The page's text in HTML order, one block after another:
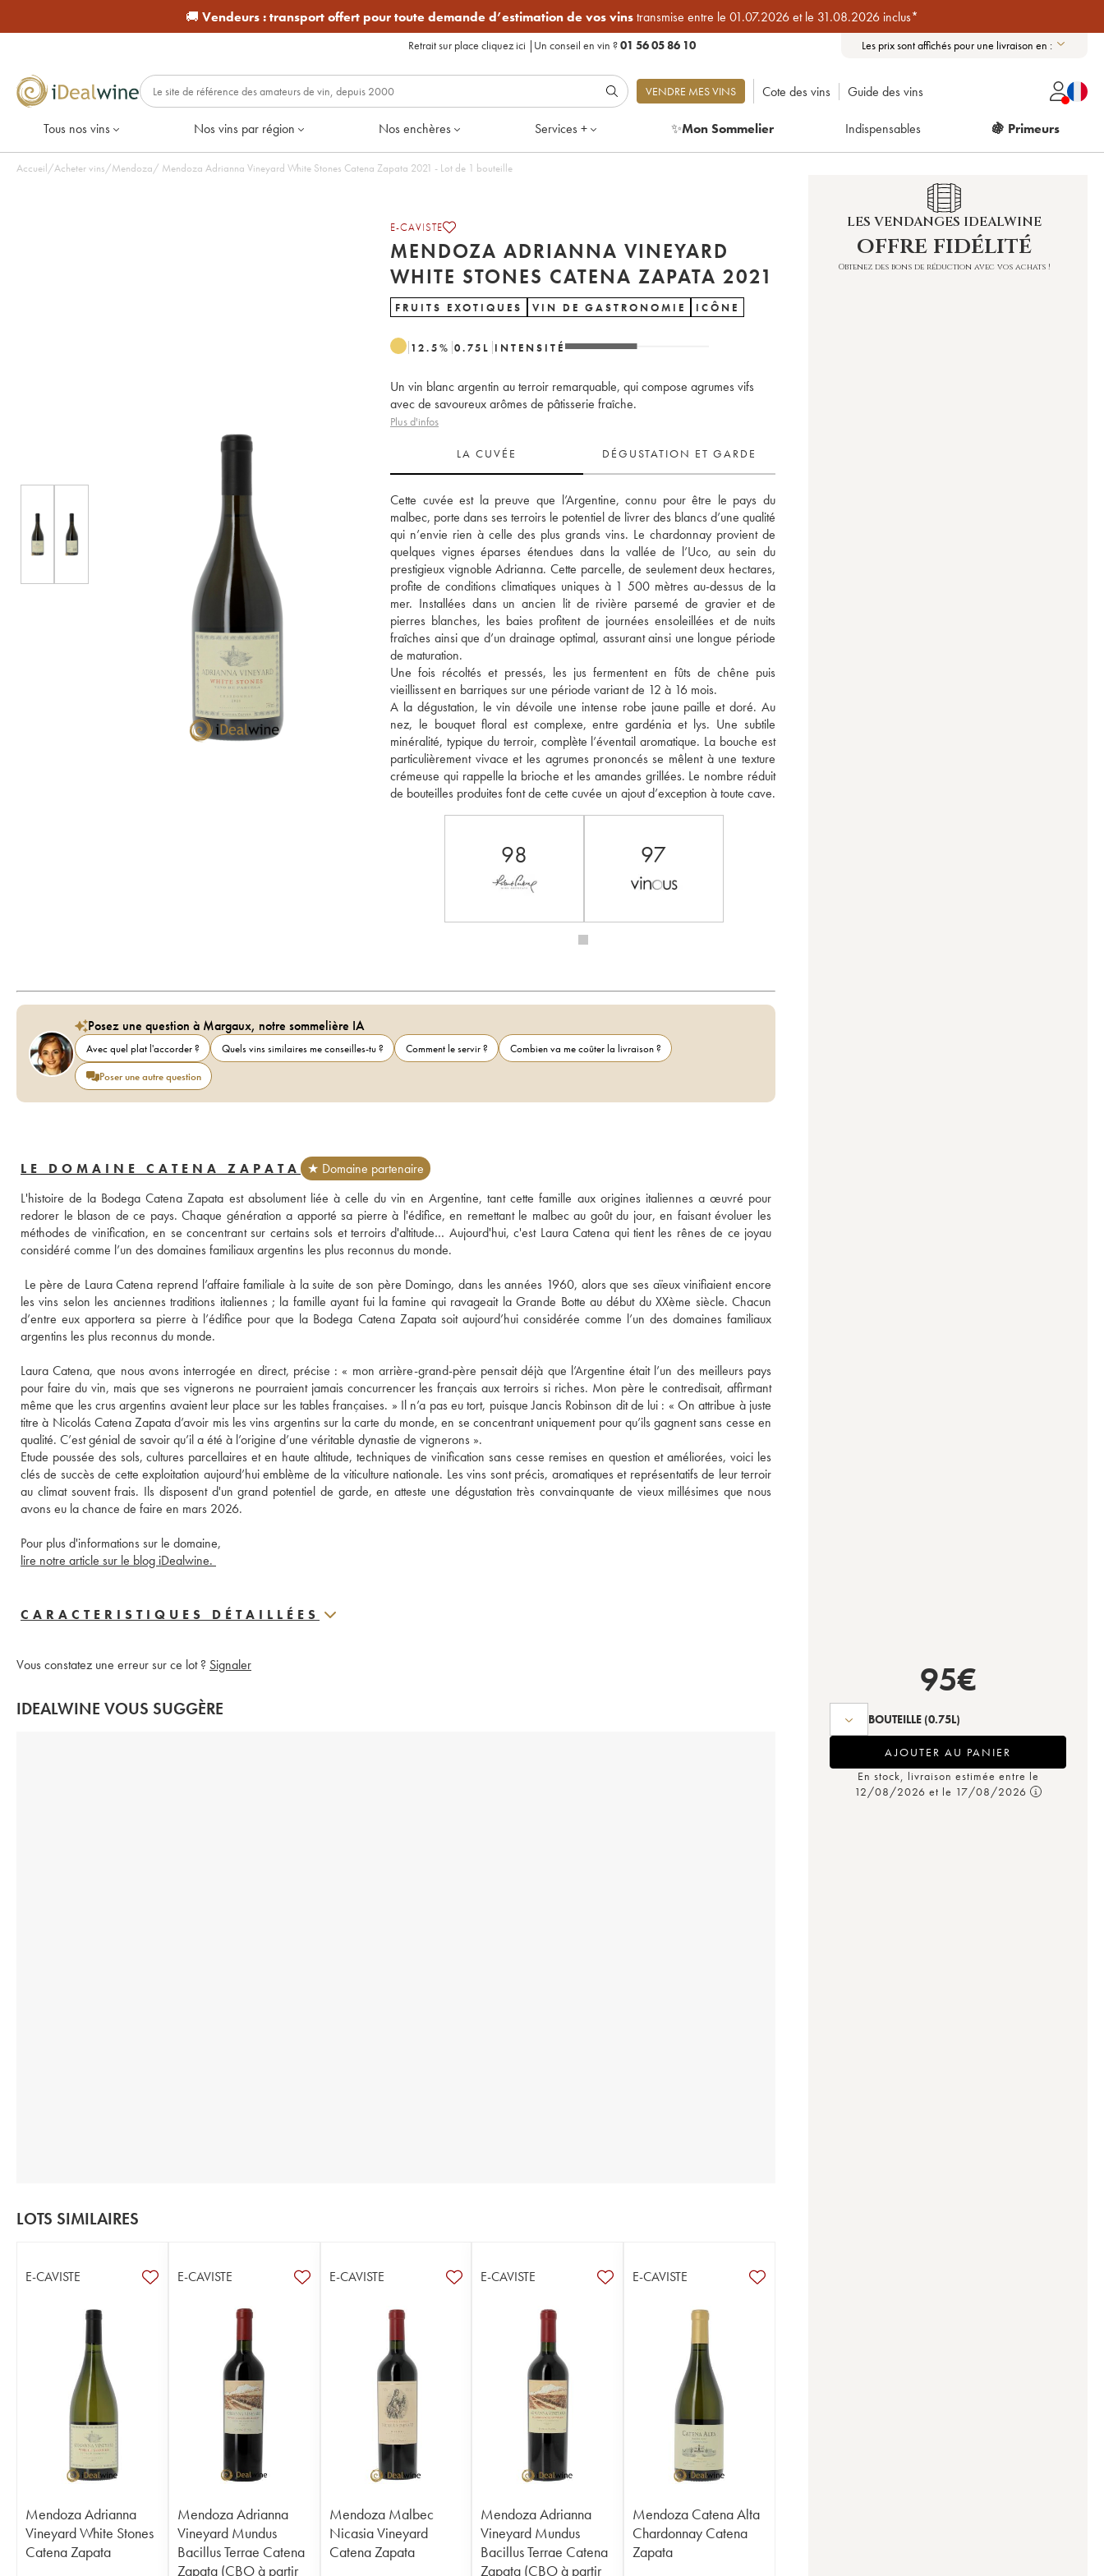
🚚 Vendeurs :transport offert pour toute demande d’estimation de vos vinstransmise entre le 01.07.2026 et le 31.08.2026 inclus*
Retrait sur place cliquez ici | Un conseil en vin ?01 56 05 86 10 Les prix sont affichés pour une livraison en :
VENDRE MES VINS Cote des vins Guide des vins
Tous nos vins Nos vins par région Nos enchères Services + ✨Mon Sommelier Indispensables 🍇 Primeurs
Accueil/Acheter vins/Mendoza/ Mendoza Adrianna Vineyard White Stones Catena Zapata 2021 - Lot de 1 bouteille
E-CAVISTE
MENDOZA ADRIANNA VINEYARD
WHITE STONES CATENA ZAPATA 2021
FRUITS EXOTIQUES VIN DE GASTRONOMIE ICÔNE
12.5% 0.75 L INTENSITÉ
Un vin blanc argentin au terroir remarquable, qui compose agrumes vifs
avec de savoureux arômes de pâtisserie fraîche.
Plus d'infos
LA CUVÉE DÉGUSTATION ET GARDE
Cette cuvée est la preuve que l’Argentine, connu pour être le pays du
malbec, porte dans ses terroirs le potentiel de livrer des blancs d’une qualité
qui n’envie rien à celle des plus grands vins. Le chardonnay provient de
quelques vignes éparses étendues dans la vallée de l’Uco, au sein du
prestigieux vignoble Adrianna. Cette parcelle, de seulement deux hectares,
profite de conditions climatiques uniques à 1 500 mètres au-dessus de la
mer. Installées dans un ancien lit de rivière parsemé de gravier et de
pierres blanches, les baies profitent de journées ensoleillées et de nuits
fraîches ainsi que d’un drainage optimal, assurant ainsi une longue période
de maturation.
Une fois récoltés et pressés, les jus fermentent en fûts de chêne puis
vieillissent en barriques sur une période variant de 12 à 16 mois.
A la dégustation, le vin dévoile une intense robe jaune paille et doré. Au
nez, le bouquet floral est complexe, entre gardénia et lys. Une subtile
minéralité, typique du terroir, complète l’éventail aromatique. La bouche est
particulièrement vivace et les agrumes prononcés se mêlent à une texture
crémeuse qui rappelle la brioche et les amandes grillées. Le nombre réduit
de bouteilles produites font de cette cuvée un ajout d’exception à toute cave.
98 97
Posez une question à Margaux, notre sommelière IA
Avec quel plat l'accorder ? Quels vins similaires me conseilles-tu ? Comment le servir ?
Combien va me coûter la livraison ?
Poser une autre question
LE DOMAINE CATENA ZAPATA
★ Domaine partenaire
L'histoire de la Bodega Catena Zapata est absolument liée à celle du vin en Argentine, tant cette famille aux origines italiennes a œuvré pour
redorer le blason de ce pays. Chaque génération a apporté sa pierre à l'édifice, en remettant le malbec au goût du jour, en faisant évoluer les
méthodes de vinification, en se concentrant sur certains sols et terroirs d'altitude… Aujourd'hui, c'est Laura Catena qui tient les rênes de ce joyau
considéré comme l’un des domaines familiaux argentins les plus reconnus du monde.
Le père de Laura Catena reprend l’affaire familiale à la suite de son père Domingo, dans les années 1960, alors que ses aïeux vinifiaient encore
les vins selon les anciennes traditions italiennes ; la famille ayant fui la famine qui ravageait la Grande Botte au début du XXème siècle. Chacun
d’entre eux apportera sa pierre à l’édifice pour que la Bodega Catena Zapata soit aujourd’hui considérée comme l’un des domaines familiaux
argentins les plus reconnus du monde.
Laura Catena, que nous avons interrogée en direct, précise : « mon arrière-grand-père pensait déjà que l’Argentine était l’un des meilleurs pays
pour faire du vin, mais que ses vignerons ne pourraient jamais concurrencer les français aux terroirs si riches. Mon père le contredisait, affirmant
même que les crus argentins avaient leur place sur les tables françaises. » Il n’a pas eu tort, puisque Jancis Robinson dit de lui : « On attribue à juste
titre à Nicolás Catena Zapata d’avoir mis les vins argentins sur la carte du monde, en se concentrant uniquement pour qu’ils gagnent sans cesse en
qualité. C’est génial de savoir qu’il a été à l’origine d’une véritable dynastie de vignerons ».
Etude poussée des sols, cultures parcellaires et en haute altitude, techniques de vinification sans cesse remises en question et améliorées, voici les
clés de succès de cette exploitation aujourd’hui emblème de la viticulture nationale. Les vins sont précis, aromatiques et représentatifs de leur terroir
au climat souvent frais. Ils disposent d'un grand potentiel de garde, en atteste une dégustation très convainquante de vieux millésimes que nous
avons eu la chance de faire en mars 2026.
Pour plus d'informations sur le domaine,
lire notre article sur le blog iDealwine.
CARACTERISTIQUES DÉTAILLÉES
Vous constatez une erreur sur ce lot ? Signaler
IDEALWINE VOUS SUGGÈRE
LOTS SIMILAIRES
E-CAVISTE
Mendoza Adrianna
Vineyard White Stones
Catena Zapata
E-CAVISTE
Mendoza Adrianna
Vineyard Mundus
Bacillus Terrae Catena
Zapata (CBO à partir
E-CAVISTE
Mendoza Malbec
Nicasia Vineyard
Catena Zapata
E-CAVISTE
Mendoza Adrianna
Vineyard Mundus
Bacillus Terrae Catena
Zapata (CBO à partir
E-CAVISTE
Mendoza Catena Alta
Chardonnay Catena
Zapata
LES VENDANGES IDEALWINE
offre fidélité
Obtenez des bons de réduction avec vos achats !
95€
BOUTEILLE (0.75L)
AJOUTER AU PANIER
En stock, livraison estimée entre le
12/08/2026 et le 17/08/2026